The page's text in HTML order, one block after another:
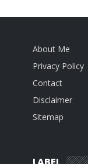
About Me
Privacy Policy
Contact
Disclaimer
Sitemap